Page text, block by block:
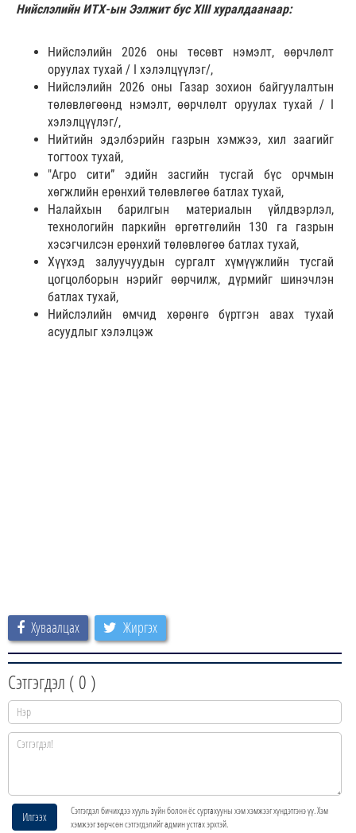
Нийслэлийн ИТХ-ын Ээлжит бус XIII хуралдаанаар:
Нийслэлийн 2026 оны төсөвт нэмэлт, өөрчлөлт
оруулах тухай / I хэлэлцүүлэг/,
Нийслэлийн 2026 оны Газар зохион байгуулалтын
төлөвлөгөөнд нэмэлт, өөрчлөлт оруулах тухай / I
хэлэлцүүлэг/,
Нийтийн эдэлбэрийн газрын хэмжээ, хил заагийг
тогтоох тухай,
"Агро сити” эдийн засгийн тусгай бүс орчмын
хөгжлийн ерөнхий төлөвлөгөө батлах тухай,
Налайхын барилгын материалын үйлдвэрлэл,
технологийн паркийн өргөтгөлийн 130 га газрын
хэсэгчилсэн ерөнхий төлөвлөгөө батлах тухай,
Хүүхэд залуучуудын сургалт хүмүүжлийн тусгай
цогцолборын нэрийг өөрчилж, дүрмийг шинэчлэн
батлах тухай,
Нийслэлийн өмчид хөрөнгө бүртгэн авах тухай
асуудлыг хэлэлцэж
Хуваалцах Жиргэх
Сэтгэгдэл ( 0 )
Илгээх
Сэтгэгдэл бичихдээ хууль зүйн болон ёс суртахууны хэм хэмжээг хүндэтгэнэ үү. Хэм
хэмжээг зөрчсөн сэтгэгдэлийг админ устгах эрхтэй.